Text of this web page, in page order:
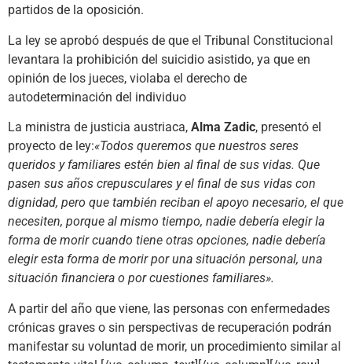
partidos de la oposición.
La ley se aprobó después de que el Tribunal Constitucional
levantara la prohibición del suicidio asistido, ya que en
opinión de los jueces, violaba el derecho de
autodeterminación del individuo
La ministra de justicia austriaca, Alma Zadic, presentó el
proyecto de ley:«Todos queremos que nuestros seres
queridos y familiares estén bien al final de sus vidas. Que
pasen sus años crepusculares y el final de sus vidas con
dignidad, pero que también reciban el apoyo necesario, el que
necesiten, porque al mismo tiempo, nadie debería elegir la
forma de morir cuando tiene otras opciones, nadie debería
elegir esta forma de morir por una situación personal, una
situación financiera o por cuestiones familiares».
A partir del año que viene, las personas con enfermedades
crónicas graves o sin perspectivas de recuperación podrán
manifestar su voluntad de morir, un procedimiento similar al